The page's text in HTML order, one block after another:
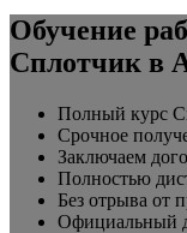
Обучение
Сплотчик в
Полный курс
Срочное
Заключаем
Полностью
Без отрыва от
Официальный